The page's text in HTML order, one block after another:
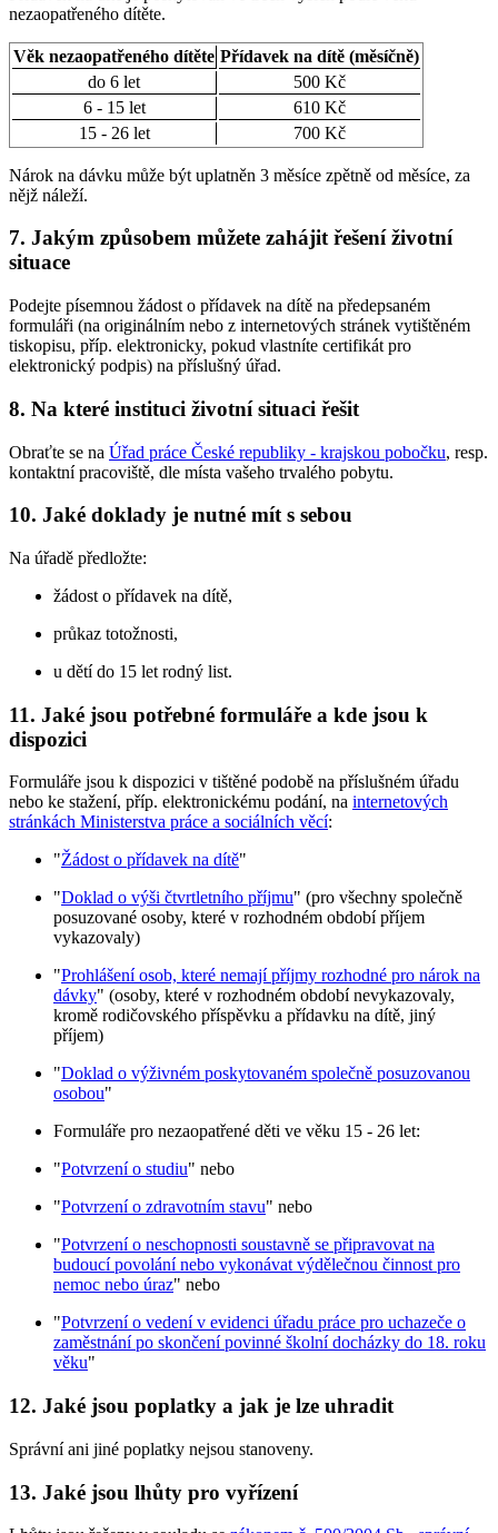
nezaopatřeného dítěte.
Věk nezaopatřeného dítěte Přídavek na dítě (měsíčně)
do 6 let
500 Kč
6 - 15 let
610 Kč
15 - 26 let
700 Kč
Nárok na dávku může být uplatněn 3 měsíce zpětně od měsíce, za
nějž náleží.
7. Jakým způsobem můžete zahájit řešení životní
situace
Podejte písemnou žádost o přídavek na dítě na předepsaném
formuláři (na originálním nebo z internetových stránek vytištěném
tiskopisu, příp. elektronicky, pokud vlastníte certifikát pro
elektronický podpis) na příslušný úřad.
8. Na které instituci životní situaci řešit
Obraťte se na Úřad práce České republiky - krajskou pobočku, resp.
kontaktní pracoviště, dle místa vašeho trvalého pobytu.
10. Jaké doklady je nutné mít s sebou
Na úřadě předložte:
žádost o přídavek na dítě,
průkaz totožnosti,
u dětí do 15 let rodný list.
11. Jaké jsou potřebné formuláře a kde jsou k
dispozici
Formuláře jsou k dispozici v tištěné podobě na příslušném úřadu
nebo ke stažení, příp. elektronickému podání, na internetových
stránkách Ministerstva práce a sociálních věcí:
"Žádost o přídavek na dítě"
"Doklad o výši čtvrtletního příjmu" (pro všechny společně
posuzované osoby, které v rozhodném období příjem
vykazovaly)
"Prohlášení osob, které nemají příjmy rozhodné pro nárok na
dávky" (osoby, které v rozhodném období nevykazovaly,
kromě rodičovského příspěvku a přídavku na dítě, jiný
příjem)
"Doklad o výživném poskytovaném společně posuzovanou
osobou"
Formuláře pro nezaopatřené děti ve věku 15 - 26 let:
"Potvrzení o studiu" nebo
"Potvrzení o zdravotním stavu" nebo
"Potvrzení o neschopnosti soustavně se připravovat na
budoucí povolání nebo vykonávat výdělečnou činnost pro
nemoc nebo úraz" nebo
"Potvrzení o vedení v evidenci úřadu práce pro uchazeče o
zaměstnání po skončení povinné školní docházky do 18. roku
věku"
12. Jaké jsou poplatky a jak je lze uhradit
Správní ani jiné poplatky nejsou stanoveny.
13. Jaké jsou lhůty pro vyřízení